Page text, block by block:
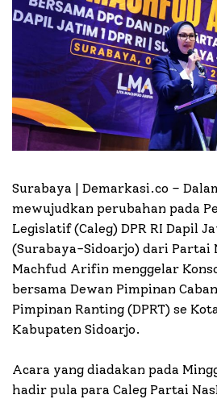
Surabaya | Demarkasi.co –
mewujudkan perubahan pada
Legislatif (Caleg) DPR RI Dapil
(Surabaya-Sidoarjo) dari Partai
Machfud Arifin menggelar
bersama Dewan Pimpinan
Pimpinan Ranting (DPRT) se
Kabupaten Sidoarjo.
Acara yang diadakan pada
hadir pula para Caleg Partai